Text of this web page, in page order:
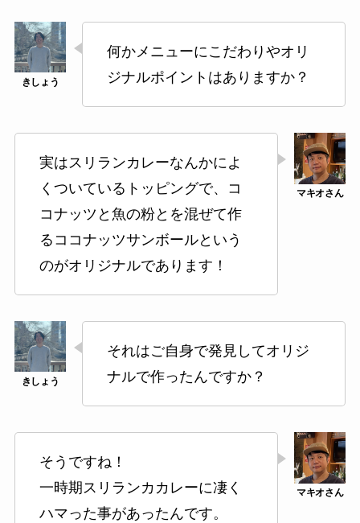
何かメニューにこだわりやオリ
ジナルポイントはありますか？
実はスリランカレーなんかによ
くついているトッピングで、コ
コナッツと魚の粉とを混ぜて作
るココナッツサンボールという
のがオリジナルであります！
それはご自身で発見してオリジ
ナルで作ったんですか？
そうですね！
一時期スリランカカレーに凄く
ハマった事があったんです。